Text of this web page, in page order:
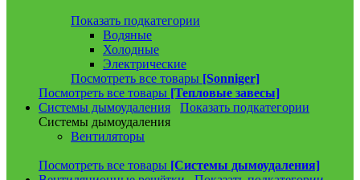
Показать подкатегории
Водяные
Холодные
Электрические
Посмотреть все товары [Sonniger]
Посмотреть все товары [Тепловые завесы]
Системы дымоудаления
Показать подкатегории
Системы дымоудаления
Вентиляторы
Посмотреть все товары [Системы дымоудаления]